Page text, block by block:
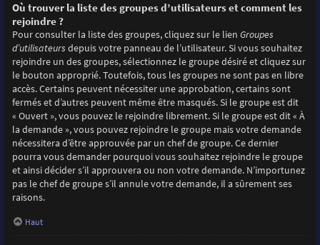
Où trouver la liste des groupes d’utilisateurs et comment les
rejoindre ?
Pour consulter la liste des groupes, cliquez sur le lien Groupes
d’utilisateurs depuis votre panneau de l’utilisateur. Si vous souhaitez
rejoindre un des groupes, sélectionnez le groupe désiré et cliquez sur
le bouton approprié. Toutefois, tous les groupes ne sont pas en libre
accès. Certains peuvent nécessiter une approbation, certains sont
fermés et d’autres peuvent même être masqués. Si le groupe est dit
« Ouvert », vous pouvez le rejoindre librement. Si le groupe est dit « À
la demande », vous pouvez rejoindre le groupe mais votre demande
nécessitera d’être approuvée par un chef de groupe. Ce dernier
pourra vous demander pourquoi vous souhaitez rejoindre le groupe
et ainsi décider s’il approuvera ou non votre demande. N’importunez
pas le chef de groupe s’il annule votre demande, il a sûrement ses
raisons.
Haut